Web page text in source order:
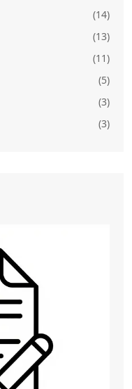
(14)
(13)
(11)
(5)
(3)
(3)